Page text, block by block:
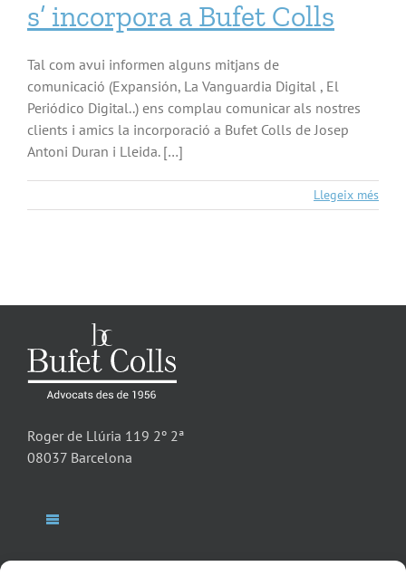
s’ incorpora a Bufet Colls
Tal com avui informen alguns mitjans de
comunicació (Expansión, La Vanguardia Digital , El
Periódico Digital..) ens complau comunicar als nostres
clients i amics la incorporació a Bufet Colls de Josep
Antoni Duran i Lleida. […]
Llegeix més
Roger de Llúria 119 2º 2ª
08037 Barcelona
Toggle
Bufet